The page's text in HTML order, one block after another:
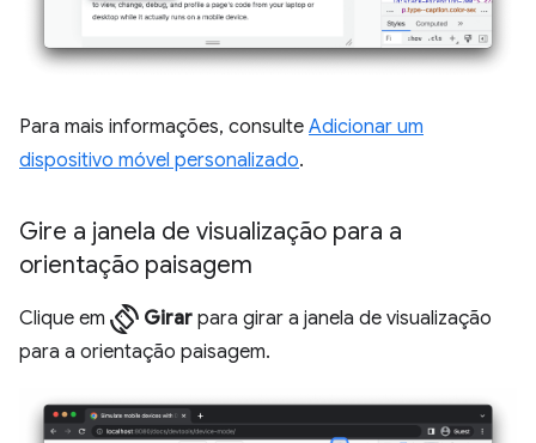
Para mais informações, consulte Adicionar um
dispositivo móvel personalizado.
Gire a janela de visualização para a
orientação paisagem
Clique em screen_rotation Girar para girar a janela de visualização
para a orientação paisagem.